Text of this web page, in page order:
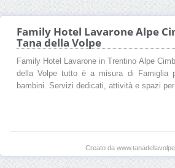
Family Hotel Lavarone Alpe
Tana della Volpe
Family Hotel Lavarone in Trentino Alpe
della Volpe tutto è a misura di Famiglia
bambini. Servizi dedicati, attività e spazi per
Creato da